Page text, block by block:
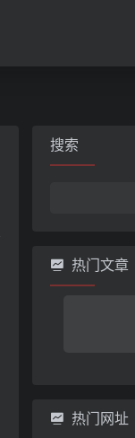
搜索
热门文章
热门网址